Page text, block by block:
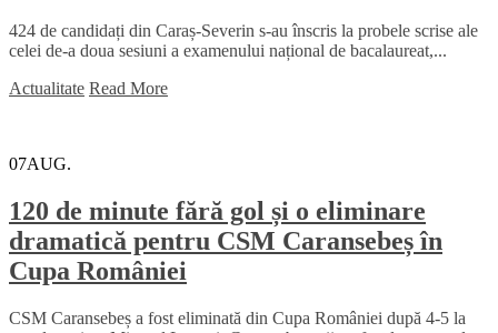
424 de candidați din Caraș-Severin s-au înscris la probele scrise ale
celei de-a doua sesiuni a examenului național de bacalaureat,...
Actualitate Read More
07AUG.
120 de minute fără gol și o eliminare
dramatică pentru CSM Caransebeș în
Cupa României
CSM Caransebeș a fost eliminată din Cupa României după 4-5 la